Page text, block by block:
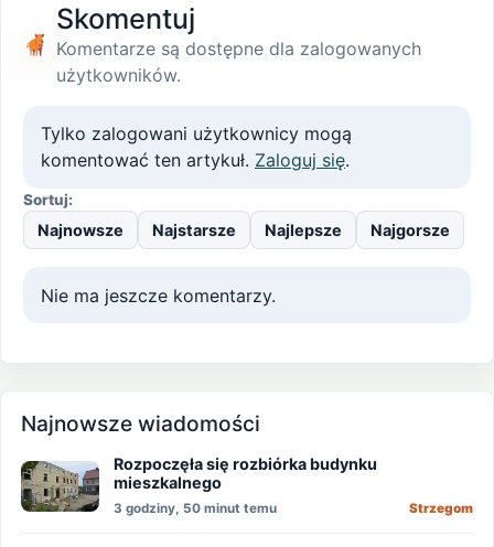
Skomentuj
Komentarze są dostępne dla zalogowanych
użytkowników.
Tylko zalogowani użytkownicy mogą
komentować ten artykuł. Zaloguj się.
Sortuj:
Najnowsze Najstarsze Najlepsze Najgorsze
Nie ma jeszcze komentarzy.
Najnowsze wiadomości
Rozpoczęła się rozbiórka budynku
mieszkalnego
3 godziny, 50 minut temu Strzegom